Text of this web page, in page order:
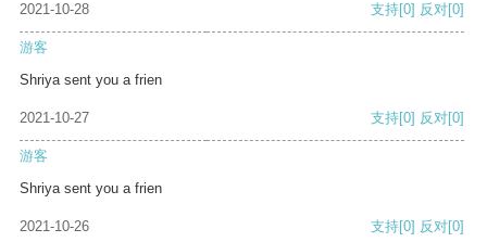
2021-10-28 支持[0] 反对[0]
游客
Shriya sent you a frien
2021-10-27 支持[0] 反对[0]
游客
Shriya sent you a frien
2021-10-26 支持[0] 反对[0]